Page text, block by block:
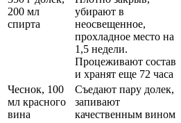
200 мл
спирта
убирают в
неосвещенное,
прохладное место на
1,5 недели.
Процеживают состав
и хранят еще 72 часа
Чеснок, 100
мл красного
вина
Съедают пару долек,
запивают
качественным вином